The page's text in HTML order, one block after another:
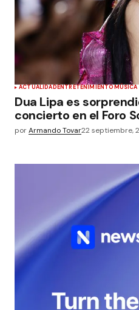
ACTUALIDADENTRETENIMIENTOMÚSICA
Dua Lipa es
concierto en el Foro
porArmando Tovar22 septiembre,